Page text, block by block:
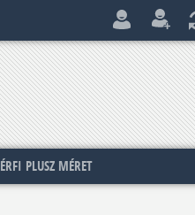
PLUSZ MÉRET